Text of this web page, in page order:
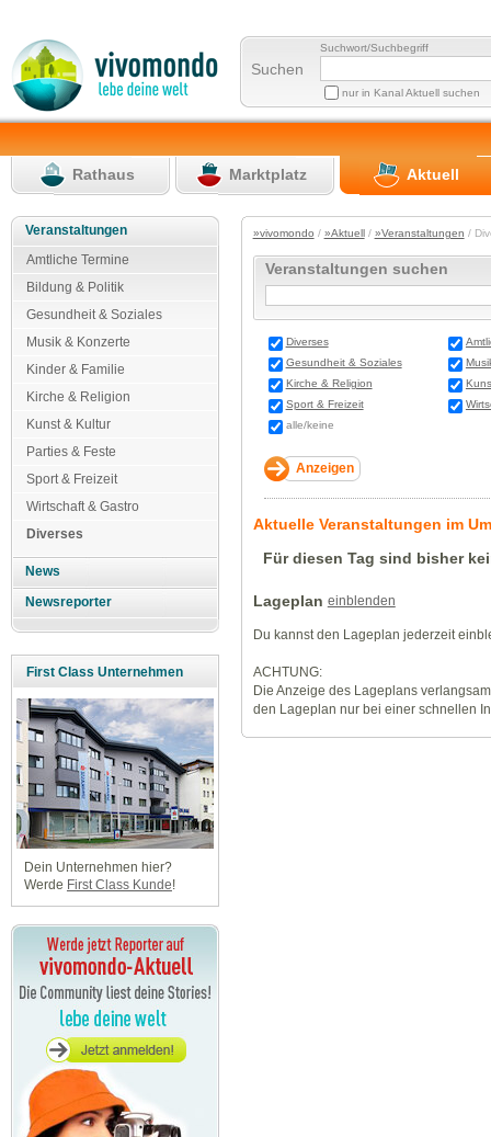
Suchen
Suchwort/Suchbegriff
nur in Kanal Aktuell suchen
Rathaus Marktplatz Aktuell
Veranstaltungen
Amtliche Termine
Bildung & Politik
Gesundheit & Soziales
Musik & Konzerte
Kinder & Familie
Kirche & Religion
Kunst & Kultur
Parties & Feste
Sport & Freizeit
Wirtschaft & Gastro
Diverses
News
Newsreporter
First Class Unternehmen
Dein Unternehmen hier?
Werde First Class Kunde!
»vivomondo / »Aktuell/ »Veranstaltungen /
Veranstaltungen suchen
Diverses
Gesundheit & Soziales
Kirche & Religion
Sport & Freizeit
alle/keine
Aktuelle Veranstaltungen im
Für diesen Tag sind bisher
Lageplan einblenden
Du kannst den Lageplan jederzeit
ACHTUNG:
Die Anzeige des Lageplans
den Lageplan nur bei einer schnellen